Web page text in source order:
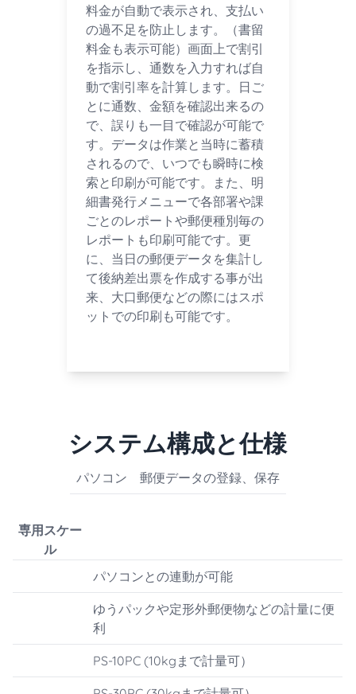
料金が自動で表示され、支払い
の過不足を防止します。（書留
料金も表示可能）画面上で割引
を指示し、通数を入力すれば自
動で割引率を計算します。日ご
とに通数、金額を確認出来るの
で、誤りも一目で確認が可能で
す。データは作業と当時に蓄積
されるので、いつでも瞬時に検
索と印刷が可能です。また、明
細書発行メニューで各部署や課
ごとのレポートや郵便種別毎の
レポートも印刷可能です。更
に、当日の郵便データを集計し
て後納差出票を作成する事が出
来、大口郵便などの際にはスポ
ットでの印刷も可能です。
システム構成と仕様
パソコン 郵便データの登録、保存
専用スケー
ル
パソコンとの連動が可能
ゆうパックや定形外郵便物などの計量に便
利
PS-10PC (10kgまで計量可）